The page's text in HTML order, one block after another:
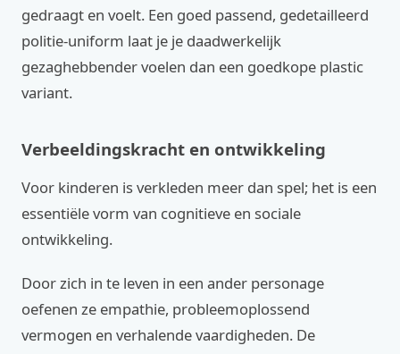
gedraagt en voelt. Een goed passend, gedetailleerd
politie-uniform laat je je daadwerkelijk
gezaghebbender voelen dan een goedkope plastic
variant.
Verbeeldingskracht en ontwikkeling
Voor kinderen is verkleden meer dan spel; het is een
essentiële vorm van cognitieve en sociale
ontwikkeling.
Door zich in te leven in een ander personage
oefenen ze empathie, probleemoplossend
vermogen en verhalende vaardigheden. De